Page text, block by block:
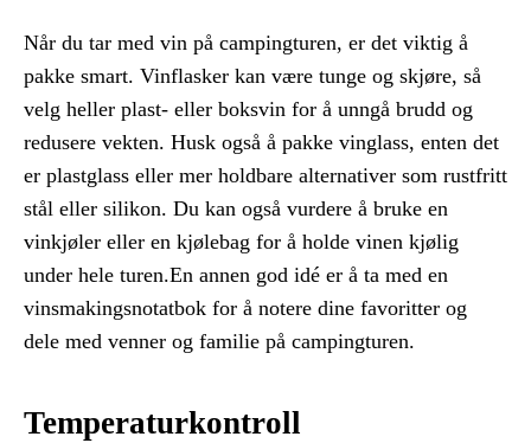
Når du tar med vin på campingturen, er det viktig å
pakke smart. Vinflasker kan være tunge og skjøre, så
velg heller plast- eller boksvin for å unngå brudd og
redusere vekten. Husk også å pakke vinglass, enten det
er plastglass eller mer holdbare alternativer som rustfritt
stål eller silikon. Du kan også vurdere å bruke en
vinkjøler eller en kjølebag for å holde vinen kjølig
under hele turen.En annen god idé er å ta med en
vinsmakingsnotatbok for å notere dine favoritter og
dele med venner og familie på campingturen.
Temperaturkontroll